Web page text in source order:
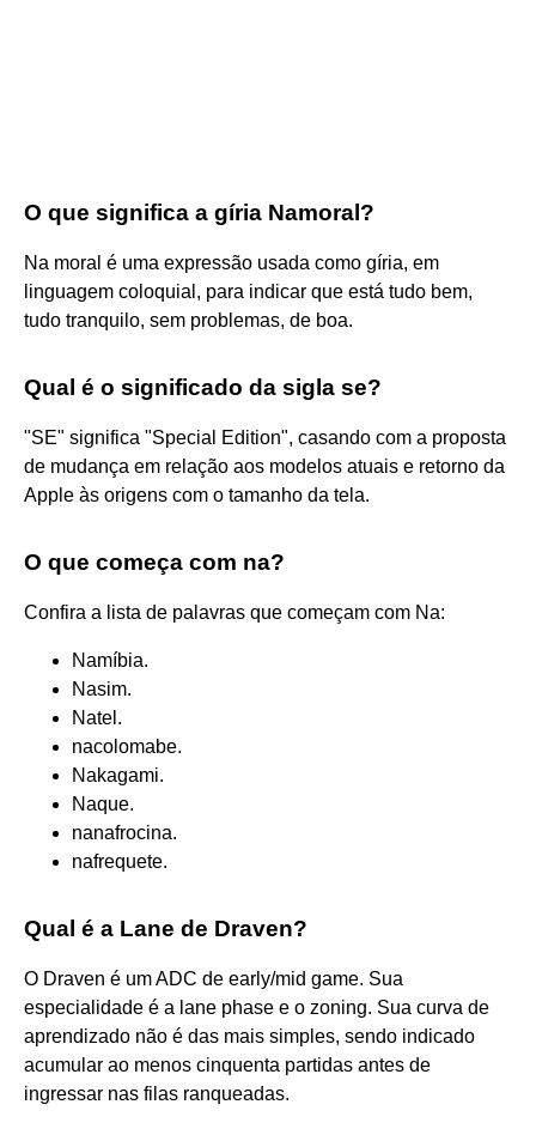
O que significa a gíria Namoral?
Na moral é uma expressão usada como gíria, em
linguagem coloquial, para indicar que está tudo bem,
tudo tranquilo, sem problemas, de boa.
Qual é o significado da sigla se?
"SE" significa "Special Edition", casando com a proposta
de mudança em relação aos modelos atuais e retorno da
Apple às origens com o tamanho da tela.
O que começa com na?
Confira a lista de palavras que começam com Na:
Namíbia.
Nasim.
Natel.
nacolomabe.
Nakagami.
Naque.
nanafrocina.
nafrequete.
Qual é a Lane de Draven?
O Draven é um ADC de early/mid game. Sua
especialidade é a lane phase e o zoning. Sua curva de
aprendizado não é das mais simples, sendo indicado
acumular ao menos cinquenta partidas antes de
ingressar nas filas ranqueadas.